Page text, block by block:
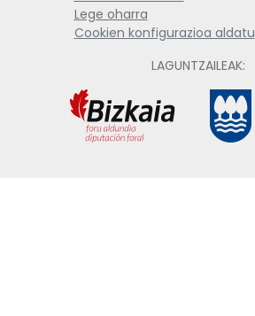
Lege oharra
Cookien konfigurazioa aldatu
LAGUNTZAILEAK: